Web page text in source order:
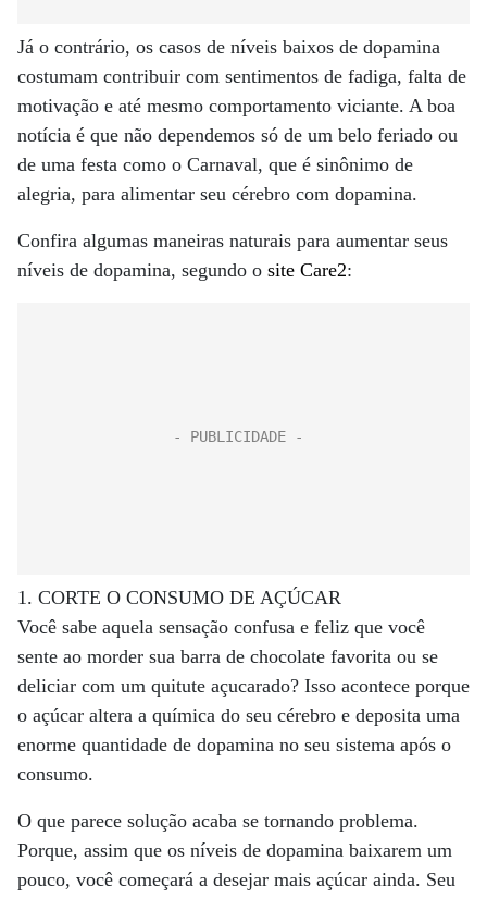
Já o contrário, os casos de níveis baixos de dopamina
costumam contribuir com sentimentos de fadiga, falta de
motivação e até mesmo comportamento viciante. A boa
notícia é que não dependemos só de um belo feriado ou
de uma festa como o Carnaval, que é sinônimo de
alegria, para alimentar seu cérebro com dopamina.
Confira algumas maneiras naturais para aumentar seus
níveis de dopamina, segundo o site Care2:
1. CORTE O CONSUMO DE AÇÚCAR
Você sabe aquela sensação confusa e feliz que você
sente ao morder sua barra de chocolate favorita ou se
deliciar com um quitute açucarado? Isso acontece porque
o açúcar altera a química do seu cérebro e deposita uma
enorme quantidade de dopamina no seu sistema após o
consumo.
O que parece solução acaba se tornando problema.
Porque, assim que os níveis de dopamina baixarem um
pouco, você começará a desejar mais açúcar ainda. Seu